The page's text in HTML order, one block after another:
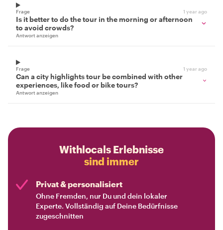
Frage 1 year ago
Is it better to do the tour in the morning or afternoon
to avoid crowds?
Antwort anzeigen
Frage 1 year ago
Can a city highlights tour be combined with other
experiences, like food or bike tours?
Antwort anzeigen
Withlocals Erlebnisse
sind immer
Privat & personalisiert
Ohne Fremden, nur Du und dein lokaler
Experte. Vollständig auf Deine Bedürfnisse
zugeschnitten